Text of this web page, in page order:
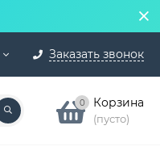
Заказать звонок
0 Корзина
(пусто)